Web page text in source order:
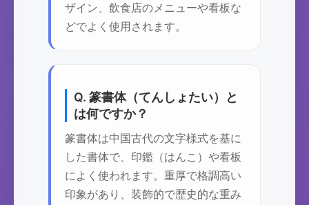
ザイン、飲食店のメニューや看板な
どでよく使用されます。
Q. 篆書体（てんしょたい）と
は何ですか？
篆書体は中国古代の文字様式を基に
した書体で、印鑑（はんこ）や看板
によく使われます。重厚で格調高い
印象があり、装飾的で歴史的な重み